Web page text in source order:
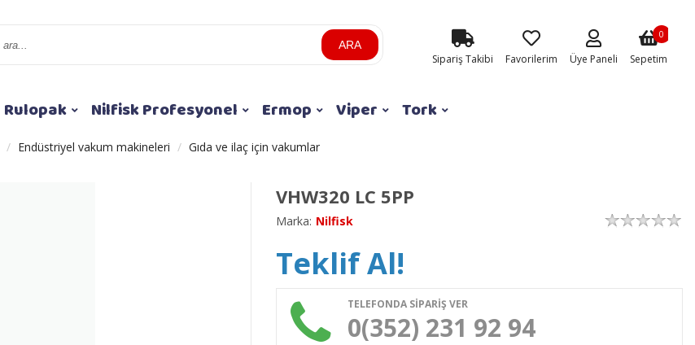
ARA
Sipariş Takibi Favorilerim Üye Paneli Sepetim
0
Rulopak Nilfisk Profesyonel Ermop Viper Tork
Endüstriyel vakum makineleri Gıda ve ilaç için vakumlar
VHW320 LC 5PP
Marka: Nilfisk
Teklif Al!
TELEFONDA SİPARİŞ VER
0(352) 231 92 94